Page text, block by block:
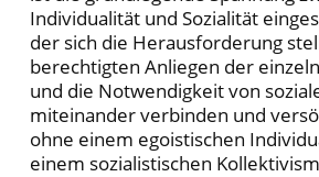
Individualität und Sozialität
der sich die Herausforderung
berechtigten Anliegen der
und die Notwendigkeit von
miteinander verbinden und
ohne einem egoistischen
einem sozialistischen